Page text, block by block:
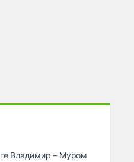
Владимир – Муром